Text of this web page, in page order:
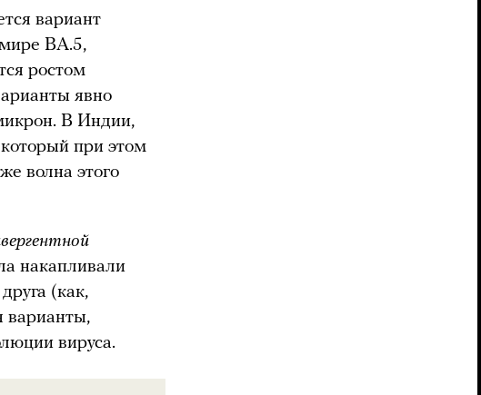
вариант
BA.5,
ростом
явно
В Индии,
при этом
волна этого
накапливали
(как,
варианты,
вируса.